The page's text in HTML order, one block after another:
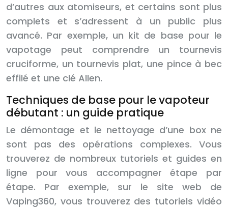
d’autres aux atomiseurs, et certains sont plus
complets et s’adressent à un public plus
avancé. Par exemple, un kit de base pour le
vapotage peut comprendre un tournevis
cruciforme, un tournevis plat, une pince à bec
effilé et une clé Allen.
Techniques de base pour le vapoteur
débutant : un guide pratique
Le démontage et le nettoyage d’une box ne
sont pas des opérations complexes. Vous
trouverez de nombreux tutoriels et guides en
ligne pour vous accompagner étape par
étape. Par exemple, sur le site web de
Vaping360, vous trouverez des tutoriels vidéo